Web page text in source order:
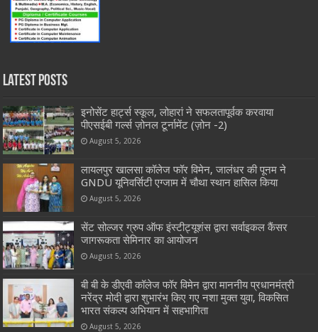
Latest Posts
इनोसेंट हार्ट्स स्कूल, लोहारां ने सफलतापूर्वक करवाया
पीएसईबी गर्ल्स ज़ोनल टूर्नामेंट (ज़ोन -2)
August 5, 2026
लायलपुर खालसा कॉलेज फॉर विमेन, जालंधर की पूनम ने
GNDU यूनिवर्सिटी एग्जाम में चौथा स्थान हासिल किया
August 5, 2026
सेंट सोल्जर ग्रुप ऑफ इंस्टीट्यूशंस द्वारा सर्वाइकल कैंसर
जागरूकता सेमिनार का आयोजन
August 5, 2026
बी बी के डीएवी कॉलेज फॉर विमेन द्वारा माननीय प्रधानमंत्री
नरेंद्र मोदी द्वारा शुभारंभ किए गए नशा मुक्त युवा, विकसित
भारत संकल्प अभियान में सहभागिता
August 5, 2026